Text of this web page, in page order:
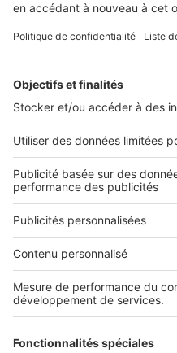
2 rue des
01 53
Nos solutions pro